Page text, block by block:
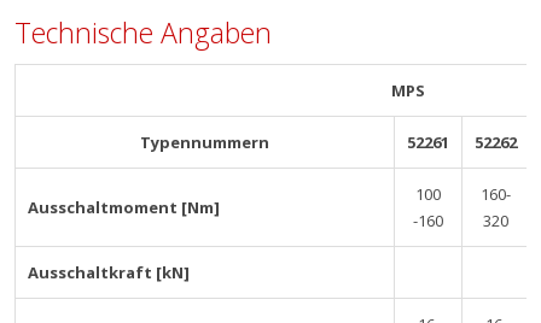
Technische Angaben
MPS
Typennummern 52261 52262
Ausschaltmoment [Nm]
100
-160
160-
320
Ausschaltkraft [kN]